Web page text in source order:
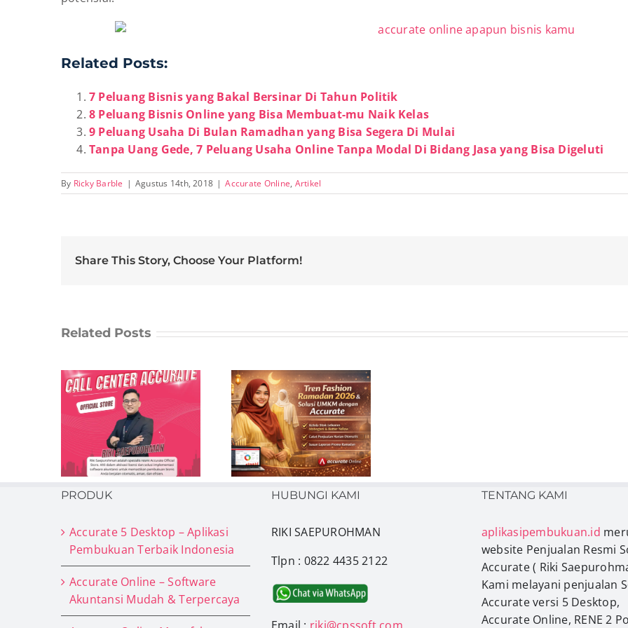
Related Posts:
7 Peluang Bisnis yang Bakal Bersinar Di Tahun Politik
8 Peluang Bisnis Online yang Bisa Membuat-mu Naik Kelas
9 Peluang Usaha Di Bulan Ramadhan yang Bisa Segera Di Mulai
Tanpa Uang Gede, 7 Peluang Usaha Online Tanpa Modal Di Bidang Jasa yang Bisa Digeluti
By Ricky Barble | Agustus 14th, 2018 | Accurate Online, Artikel
Share This Story, Choose Your Platform!
Related Posts
Tren Fashion
Ramadan 2026 &
Rahasia UMKM
Bertahan dengan
Accurate
PRODUK
Accurate 5 Desktop – Aplikasi
Pembukuan Terbaik Indonesia
Accurate Online – Software
Akuntansi Mudah & Terpercaya
HUBUNGI KAMI
RIKI SAEPUROHMAN
Tlpn : 0822 4435 2122
TENTANG KAMI
aplikasipembukuan.id
website Penjualan Resmi
Accurate ( Riki
Kami melayani penjualan
Accurate versi 5 Desktop,
Accurate Online, RENE 2